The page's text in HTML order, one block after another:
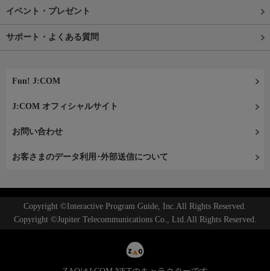
イベント・プレゼント
サポート・よくある質問
Fun! J:COM
J:COM オフィシャルサイト
お問い合わせ
お客さまのデータ利用･外部送信について
Copyright ©Interactive Program Guide, Inc.All Rights Reserved.
Copyright ©Jupiter Telecommunications Co., Ltd.All Rights Reserved.